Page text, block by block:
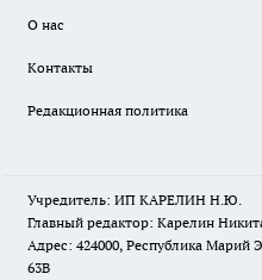
О нас
Контакты
Редакционная политика
Учредитель: ИП КАРЕЛИН Н.Ю.
Главный редактор: Карелин
Адрес: 424000, Республика Марий
63В